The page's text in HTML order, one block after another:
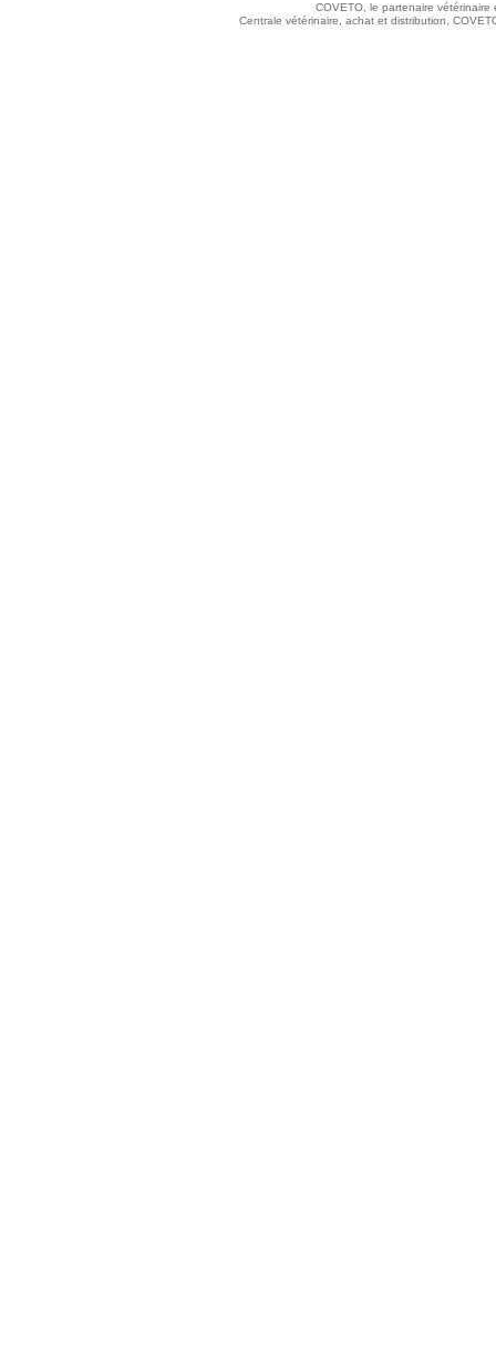
COVETO, le partenaire
Centrale vétérinaire, achat et distribution,